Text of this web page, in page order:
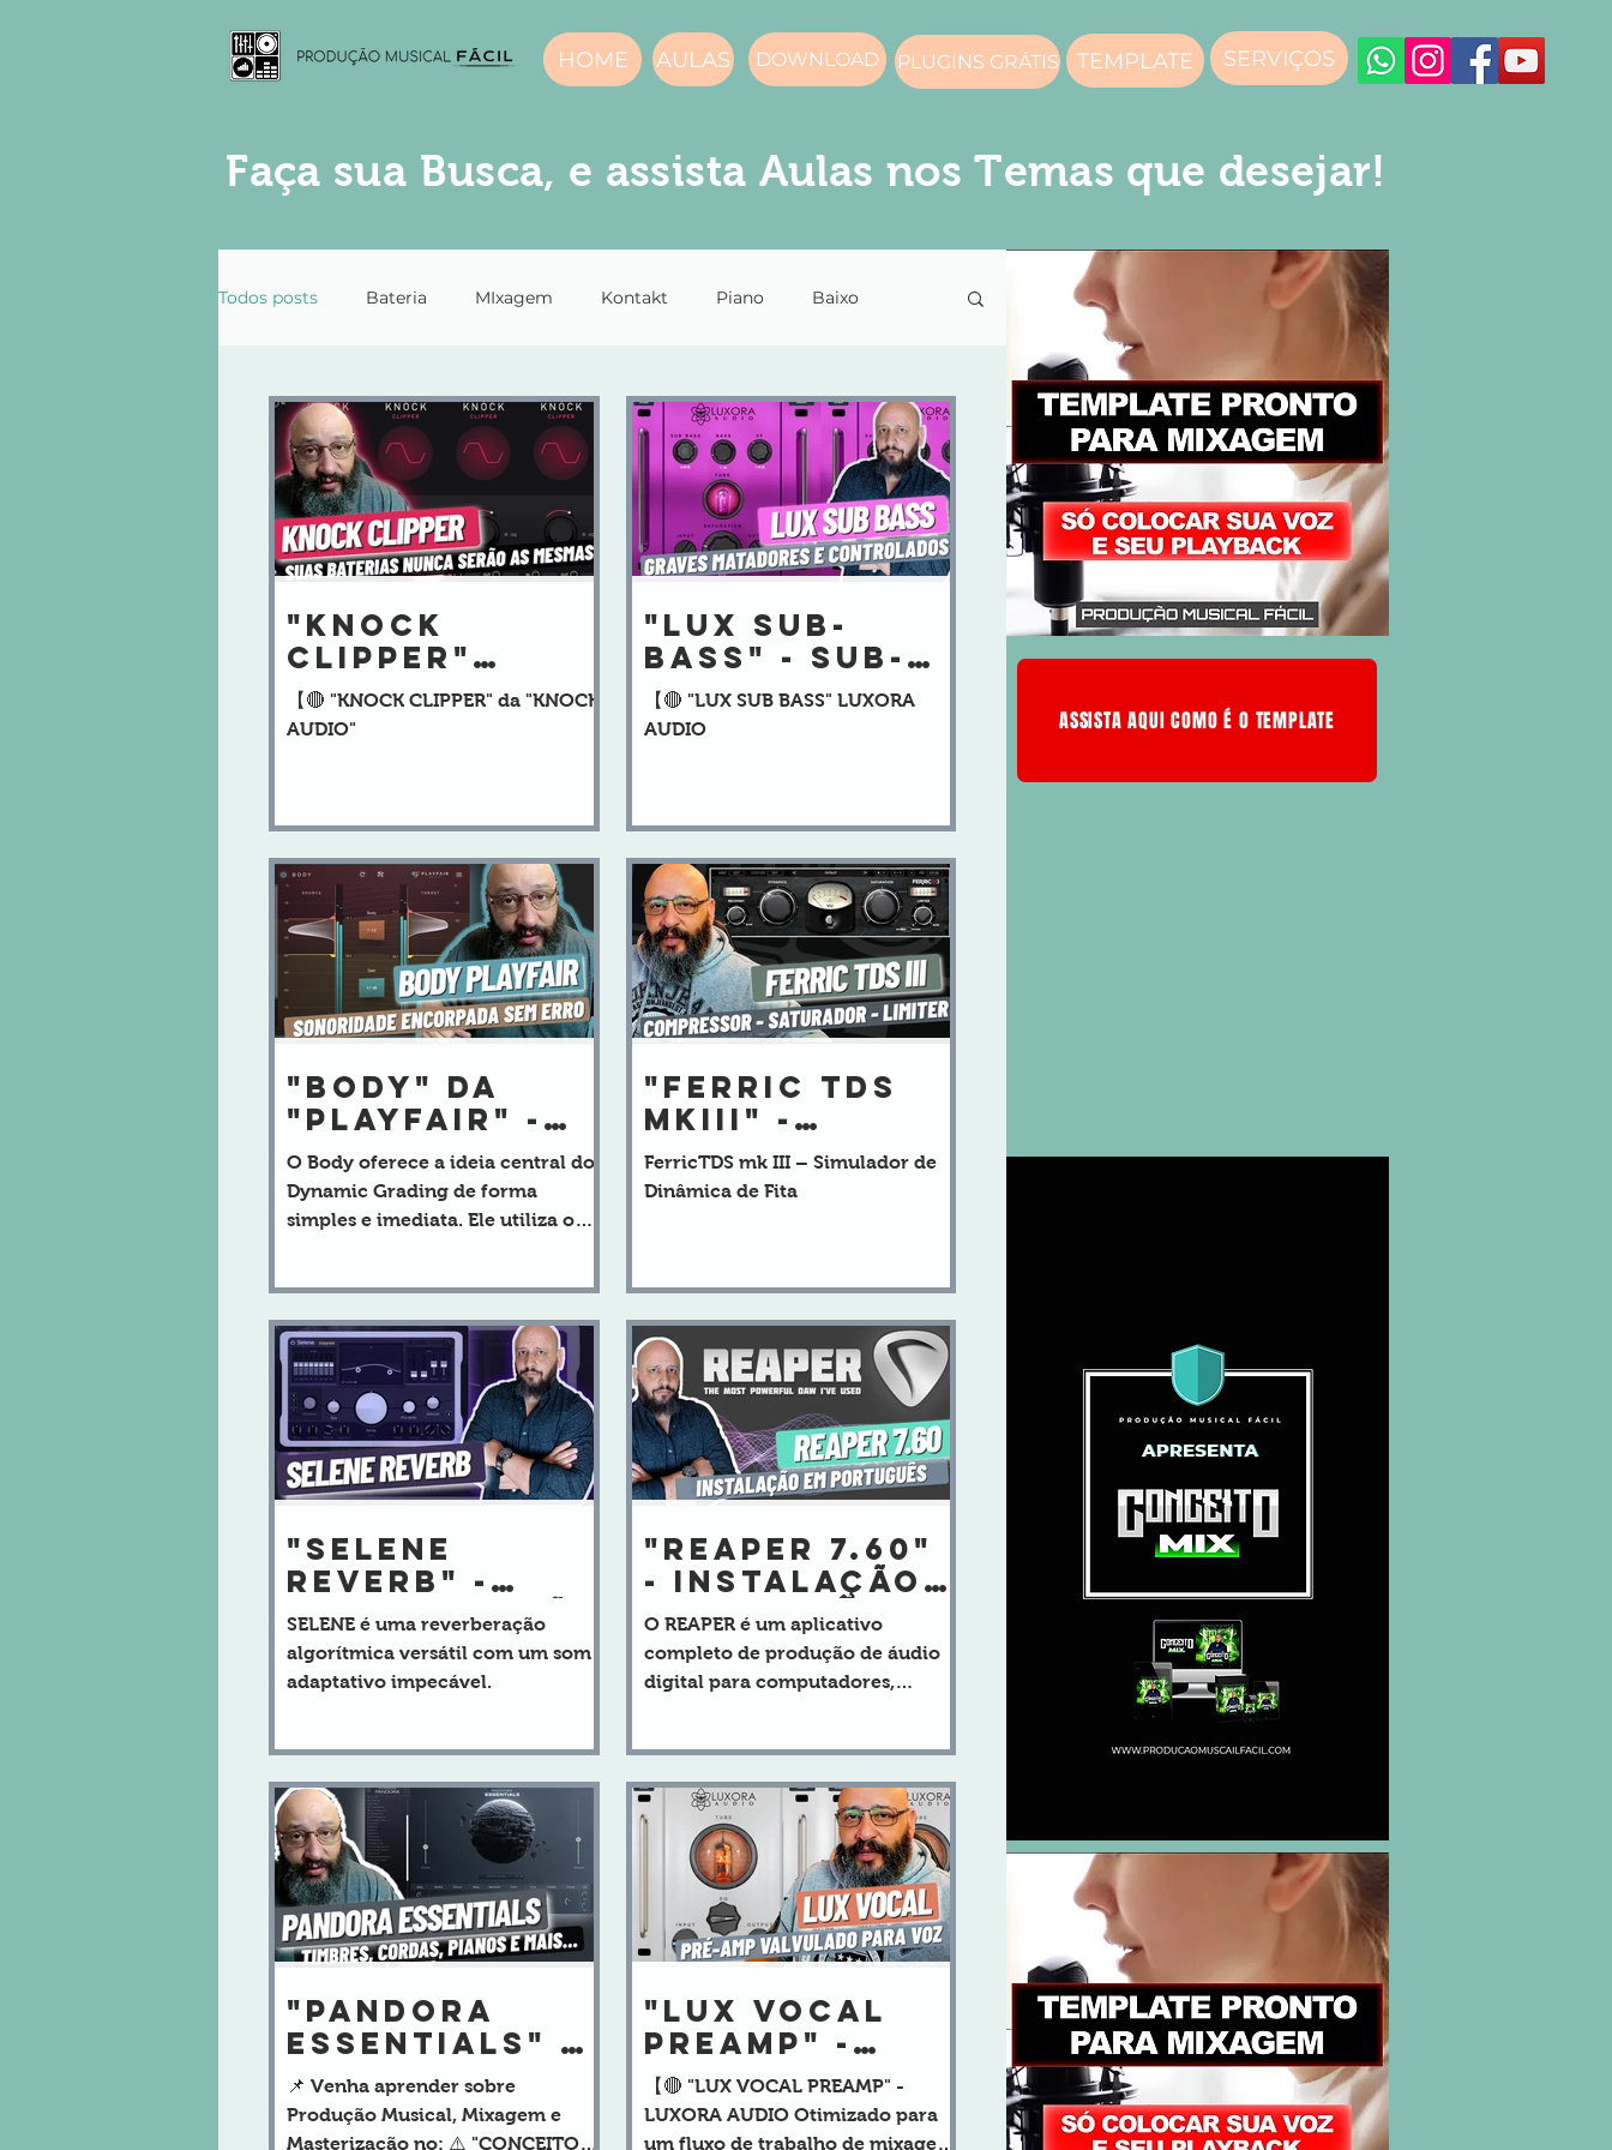
HOME AULAS DOWNLOAD PLUGINS GRÁTIS TEMPLATE SERVIÇOS
Faça sua Busca, e assista Aulas nos Temas que desejar!
Todos posts Bateria MIxagem Kontakt Piano Baixo
Violão Guitarra Pianos compressor Masterização Voz
"KNOCK
CLIPPER"
Controle de
VOLUME
【🔴 "KNOCK CLIPPER" da "KNOCK
AUDIO"
"LUX SUB-
BASS" - SUB-
GRAVES
MODELADOS e
【🔴 "LUX SUB BASS" LUXORA
AUDIO
"BODY" da
"Playfair" -
PESO E CORPO
- Técnologia
SOURCE LEARN
GRADIN
O Body oferece a ideia central do
Dynamic Grading de forma
simples e imediata. Ele utiliza o
único controle Body e um
controle de ganho.
"FERRIC TDS
MKIII" -
SIMULADOR de
FITA
HARMÔNICA
FerricTDS mk III – Simulador de
Dinâmica de Fita
"SELENE
REVERB" -
REVERBERAÇÃO
ALGORÍTMICA e
EQUALIZADOR
SELENE é uma reverberação
algorítmica versátil com um som
adaptativo impecável.
"REAPER 7.60"
- INSTALAÇÃO
PORTUGUÊS PT-
BR -
CONFIGURAR
GRAVAR MIDI
O REAPER é um aplicativo
completo de produção de áudio
digital para computadores,
mixagem e masterização de áudio
e MIDI em múltiplas faixas.
"PANDORA
ESSENTIALS" -
Pads,
Teclados,
Sintetizadore
📌 Venha aprender sobre
Produção Musical, Mixagem e
Masterização no: ⚠️ "CONCEITO
"LUX VOCAL
PREAMP" -
CALOR
ANALÓGICO e
PRECISÃO
【🔴 "LUX VOCAL PREAMP" -
LUXORA AUDIO Otimizado para
um fluxo de trabalho de mixagem
ASSISTA AQUI COMO É O TEMPLATE